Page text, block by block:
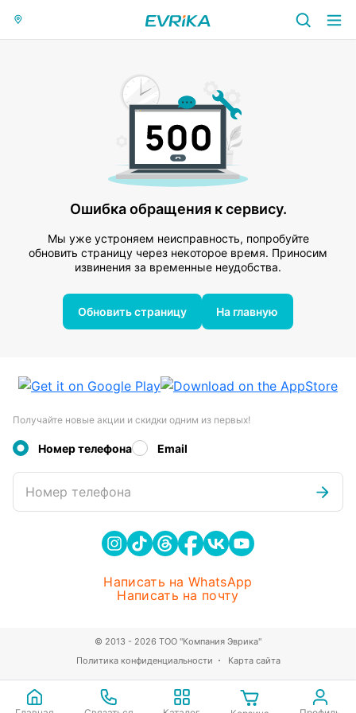
Ошибка обращения к сервису.
Мы уже устроняем неисправность, попробуйте
обновить страницу через некоторое время. Приносим
извинения за временные неудобства.
Обновить страницу На главную
Получайте новые акции и скидки одним из первых!
Номер телефона Email
Номер телефона
Написать на WhatsApp
Написать на почту
Политика конфиденциальности Карта сайта
© 2013 - 2026 ТОО "Компания Эврика"